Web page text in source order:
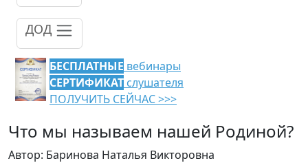
ДОД
БЕСПЛАТНЫЕ вебинары
СЕРТИФИКАТ слушателя
ПОЛУЧИТЬ СЕЙЧАС >>>
Что мы называем нашей Родиной?
Автор: Баринова Наталья Викторовна